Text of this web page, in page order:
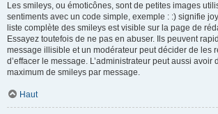
Les smileys, ou émoticônes, sont de petites images
sentiments avec un code simple, exemple : :) signifie
liste complète des smileys est visible sur la page de
Essayez toutefois de ne pas en abuser. Ils peuvent
message illisible et un modérateur peut décider de les
d’effacer le message. L’administrateur peut aussi avoir
maximum de smileys par message.
Haut